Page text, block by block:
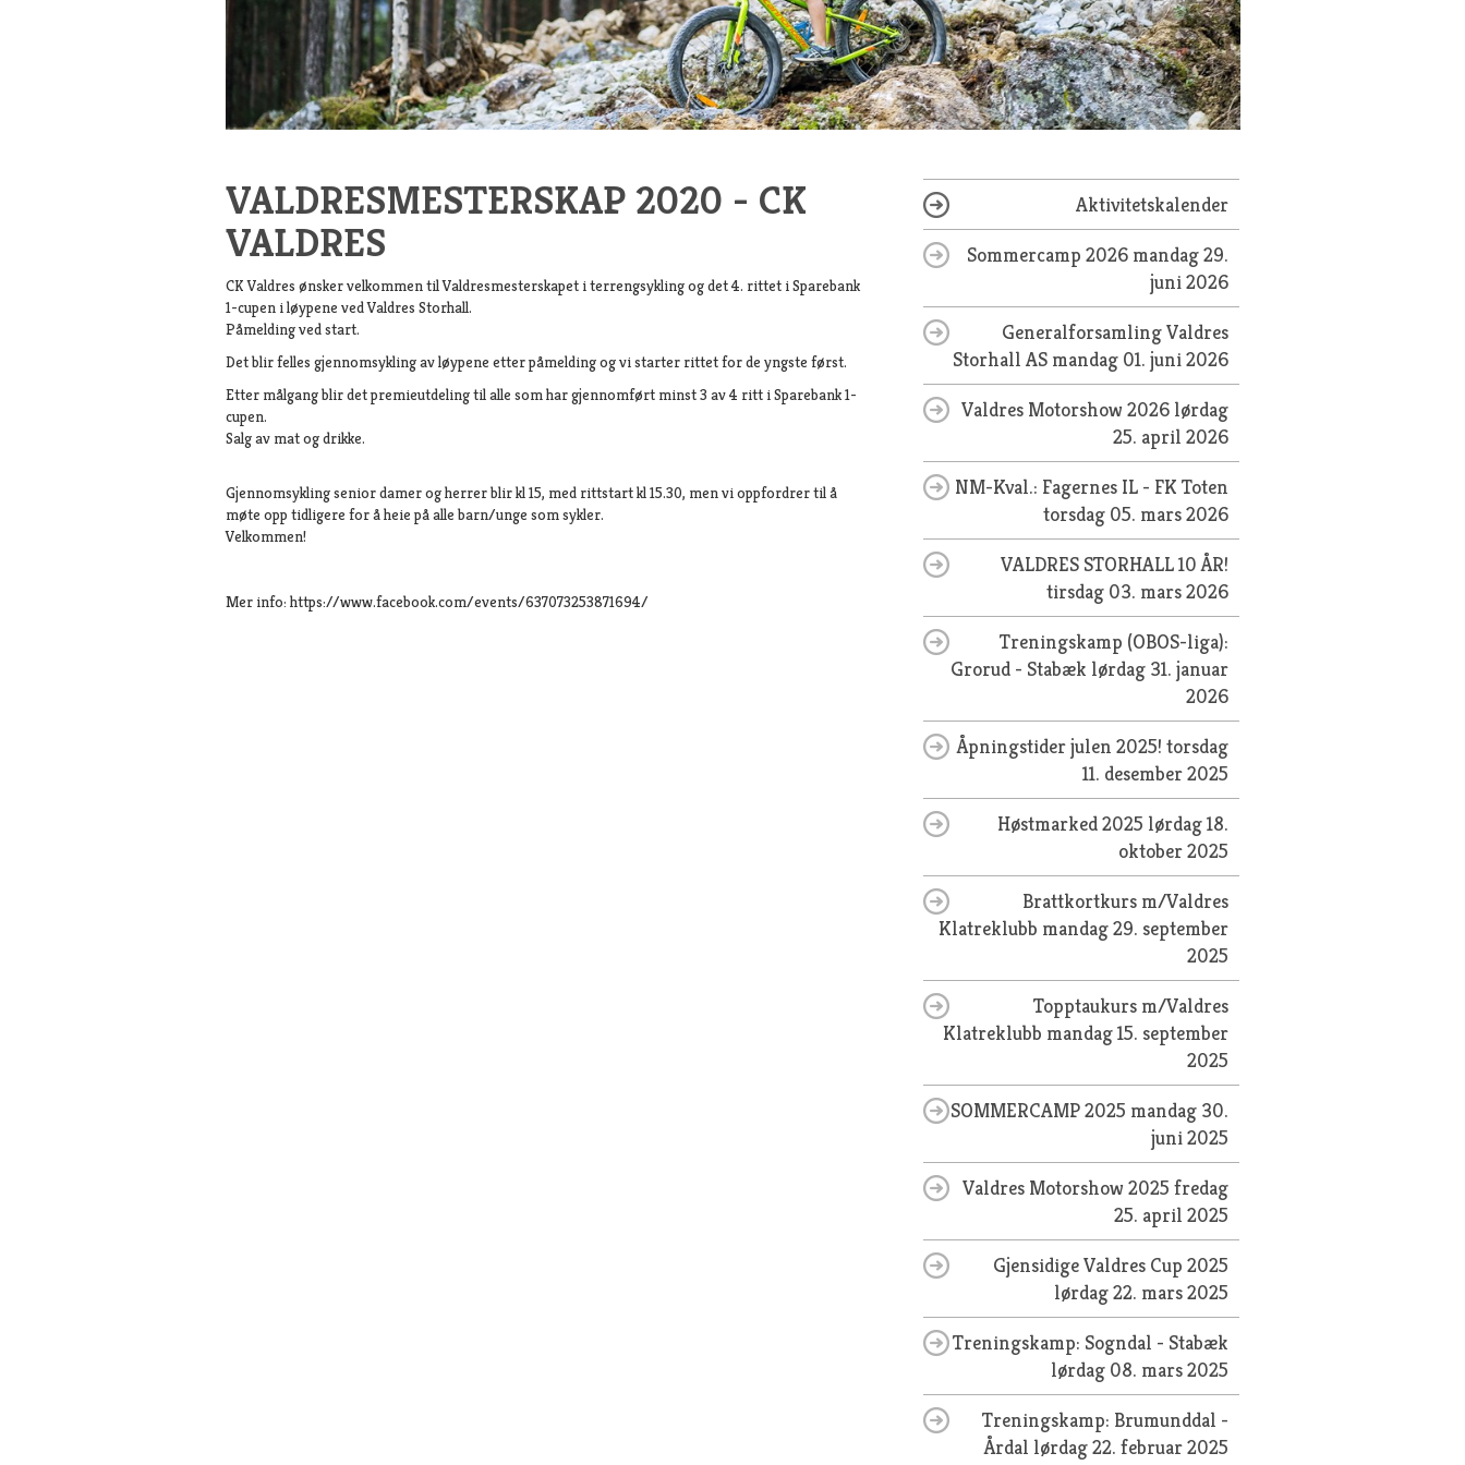
VALDRESMESTERSKAP 2020 - CK
VALDRES
CK Valdres ønsker velkommen til Valdresmesterskapet i terrengsykling og det 4. rittet i Sparebank
1-cupen i løypene ved Valdres Storhall.
Påmelding ved start.
Det blir felles gjennomsykling av løypene etter påmelding og vi starter rittet for de yngste først.
Etter målgang blir det premieutdeling til alle som har gjennomført minst 3 av 4 ritt i Sparebank 1-
cupen.
Salg av mat og drikke.
Gjennomsykling senior damer og herrer blir kl 15, med rittstart kl 15.30, men vi oppfordrer til å
møte opp tidligere for å heie på alle barn/unge som sykler.
Velkommen!
Mer info: https://www.facebook.com/events/637073253871694/
Aktivitetskalender
Sommercamp 2026 mandag 29.
juni 2026
Generalforsamling Valdres
Storhall AS mandag 01. juni 2026
Valdres Motorshow 2026 lørdag
25. april 2026
NM-Kval.: Fagernes IL - FK Toten
torsdag 05. mars 2026
VALDRES STORHALL 10 ÅR!
tirsdag 03. mars 2026
Treningskamp (OBOS-liga):
Grorud - Stabæk lørdag 31. januar
2026
Åpningstider julen 2025!torsdag
11. desember 2025
Høstmarked 2025 lørdag 18.
oktober 2025
Brattkortkurs m/Valdres
Klatreklubb mandag 29. september
2025
Topptaukurs m/Valdres
Klatreklubb mandag 15. september
2025
SOMMERCAMP 2025 mandag 30.
juni 2025
Valdres Motorshow 2025fredag
25. april 2025
Gjensidige Valdres Cup 2025
lørdag 22. mars 2025
Treningskamp: Sogndal - Stabæk
lørdag 08. mars 2025
Treningskamp: Brumunddal -
Årdal lørdag 22. februar 2025